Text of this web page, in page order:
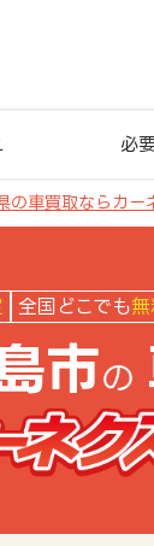
必
の車買取ならカー
全国どこでも
市の